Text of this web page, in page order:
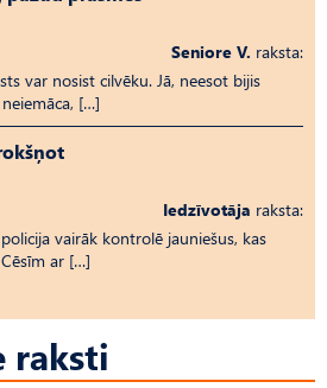
Seniore V. raksta:
var nosist cilvēku. Jā, neesot bijis
[…]
Iedzīvotāja raksta:
vairāk kontrolē jauniešus, kas
ar […]
raksti